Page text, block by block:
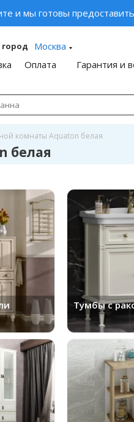
и мы готовы
Москва
Оплата Гарантия и
комнаты Aquaton белая
белая
Тумбы с